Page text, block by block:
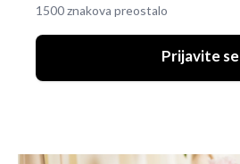
1500 znakova preostalo
Prijavite se